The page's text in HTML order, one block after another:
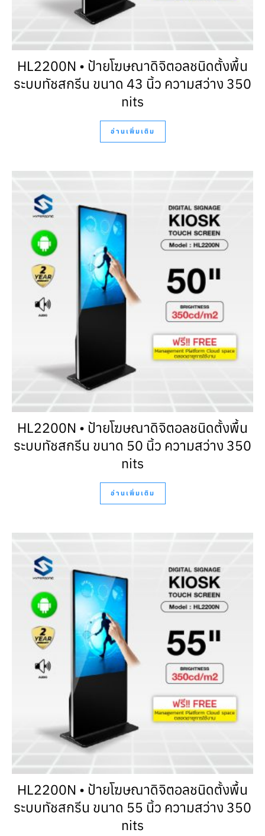
HL2200N • ป้ายโฆษณาดิจิตอลชนิดตั้งพื้น
ระบบทัชสกรีน ขนาด 43 นิ้ว ความสว่าง 350
nits
อ่านเพิ่มเติม
HL2200N • ป้ายโฆษณาดิจิตอลชนิดตั้งพื้น
ระบบทัชสกรีน ขนาด 50 นิ้ว ความสว่าง 350
nits
อ่านเพิ่มเติม
HL2200N • ป้ายโฆษณาดิจิตอลชนิดตั้งพื้น
ระบบทัชสกรีน ขนาด 55 นิ้ว ความสว่าง 350
nits